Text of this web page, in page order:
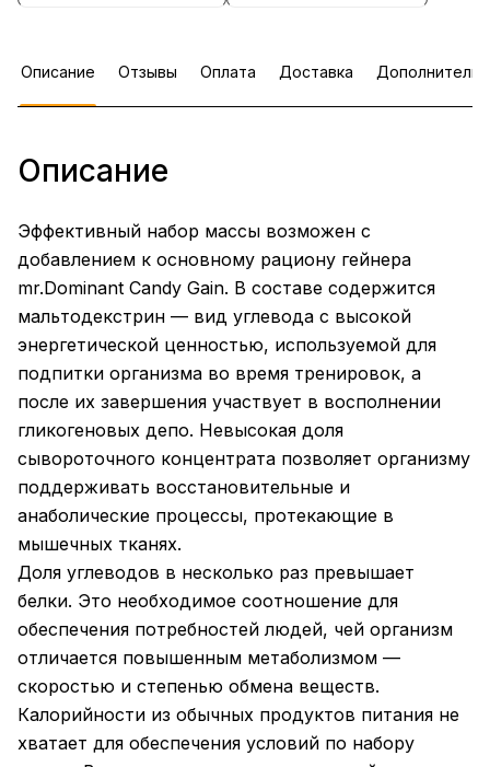
Описание Отзывы Оплата Доставка
Описание
Эффективный набор массы возможен с
добавлением к основному рациону гейнера
mr.Dominant Candy Gain. В составе содержится
мальтодекстрин — вид углевода с высокой
энергетической ценностью, используемой для
подпитки организма во время тренировок, а
после их завершения участвует в восполнении
гликогеновых депо. Невысокая доля
сывороточного концентрата позволяет организму
поддерживать восстановительные и
анаболические процессы, протекающие в
мышечных тканях.
Доля углеводов в несколько раз превышает
белки. Это необходимое соотношение для
обеспечения потребностей людей, чей организм
отличается повышенным метаболизмом —
скоростью и степенью обмена веществ.
Калорийности из обычных продуктов питания не
хватает для обеспечения условий по набору